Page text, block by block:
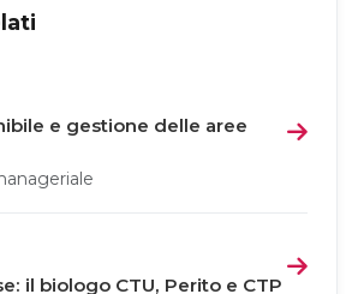
e gestione delle aree
il biologo CTU, Perito e CTP